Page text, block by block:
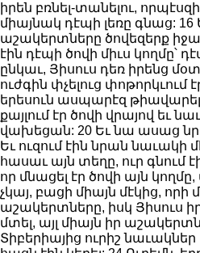
իրեն բռնել-տանելու,
միայնակ դէպի լեռը գնաց: 16
աշակերտները ծովեզերք
էին դէպի ծովի միւս կողմը՝
ընկաւ, Յիսուս դեռ իրենց մօտ
ուժգին փչելուց փոթորկւում
երեսուն ասպարէզ
քայլում էր ծովի վրայով եւ
վախեցան: 20 Եւ նա ասաց
Եւ ուզում էին նրան նաւակի
հասաւ այն տեղը, ուր գնում
որ մնացել էր ծովի այն
չկայ, բացի միայն մէկից, որի
աշակերտները, իսկ Յիսուս
մտել, այլ միայն իր
Տիբերիայից ուրիշ նաւակներ